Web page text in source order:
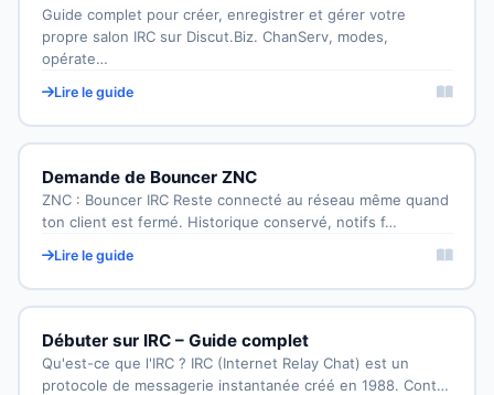
Guide complet pour créer, enregistrer et gérer votre
propre salon IRC sur Discut.Biz. ChanServ, modes,
opérate…
Lire le guide
Demande de Bouncer ZNC
ZNC : Bouncer IRC Reste connecté au réseau même quand
ton client est fermé. Historique conservé, notifs f…
Lire le guide
Débuter sur IRC – Guide complet
Qu'est-ce que l'IRC ? IRC (Internet Relay Chat) est un
protocole de messagerie instantanée créé en 1988. Cont…